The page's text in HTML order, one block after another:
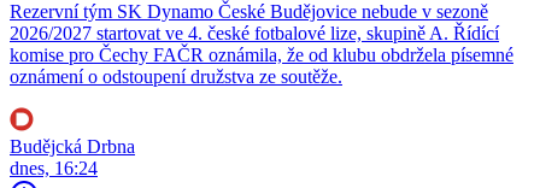
Rezervní tým SK Dynamo České Budějovice nebude v sezoně
2026/2027 startovat ve 4. české fotbalové lize, skupině A. Řídící
komise pro Čechy FAČR oznámila, že od klubu obdržela písemné
oznámení o odstoupení družstva ze soutěže.
Budějcká Drbna
dnes, 16:24